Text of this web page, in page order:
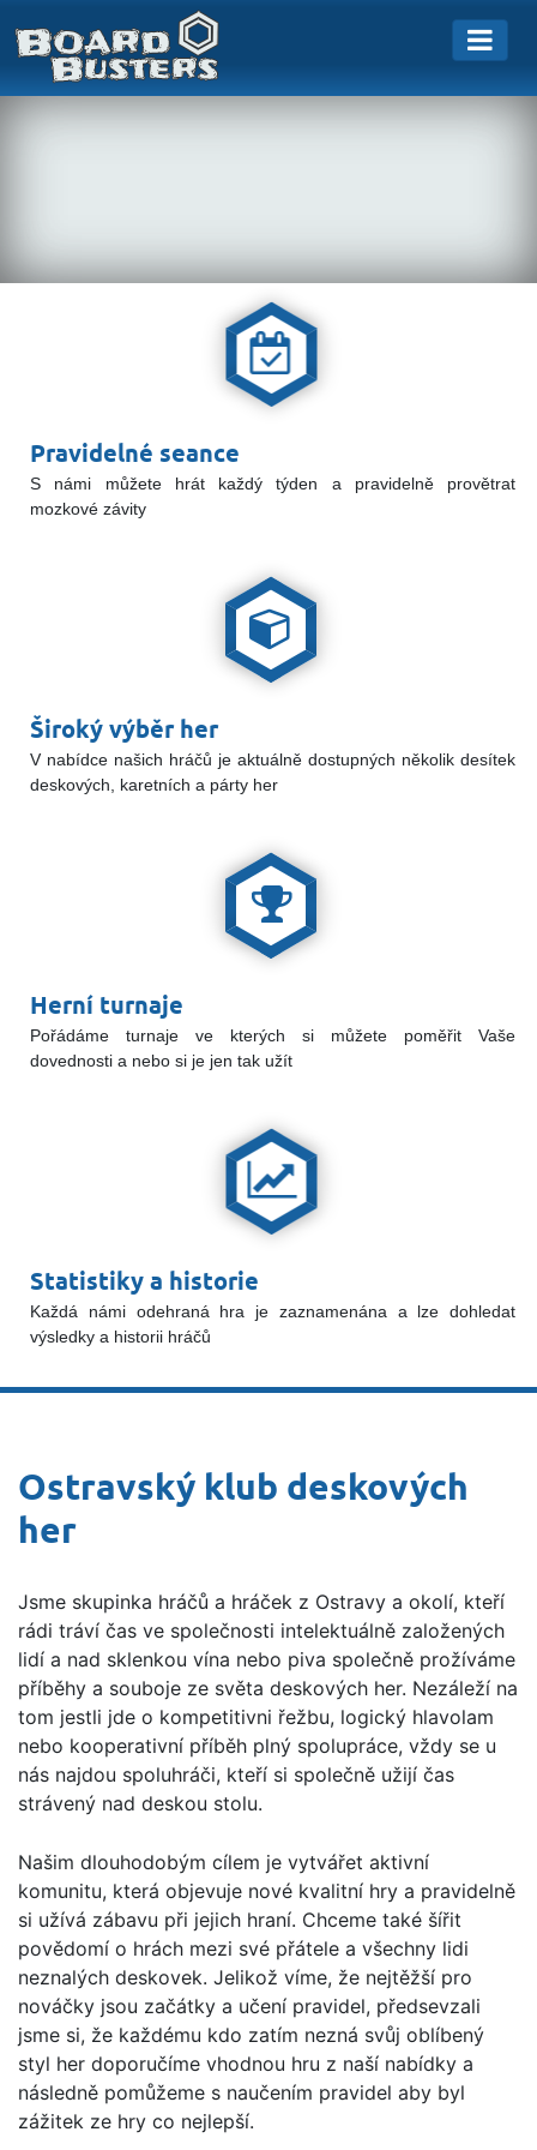
Pravidelné seance
S námi můžete hrát každý týden a pravidelně provětrat
mozkové závity
Široký výběr her
V nabídce našich hráčů je aktuálně dostupných několik desítek
deskových, karetních a párty her
Herní turnaje
Pořádáme turnaje ve kterých si můžete poměřit Vaše
dovednosti a nebo si je jen tak užít
Statistiky a historie
Každá námi odehraná hra je zaznamenána a lze dohledat
výsledky a historii hráčů
Ostravský klub deskových
her
Jsme skupinka hráčů a hráček z Ostravy a okolí, kteří
rádi tráví čas ve společnosti intelektuálně založených
lidí a nad sklenkou vína nebo piva společně prožíváme
příběhy a souboje ze světa deskových her. Nezáleží na
tom jestli jde o kompetitivni řežbu, logický hlavolam
nebo kooperativní příběh plný spolupráce, vždy se u
nás najdou spoluhráči, kteří si společně užijí čas
strávený nad deskou stolu.
Našim dlouhodobým cílem je vytvářet aktivní
komunitu, která objevuje nové kvalitní hry a pravidelně
si užívá zábavu při jejich hraní. Chceme také šířit
povědomí o hrách mezi své přátele a všechny lidi
neznalých deskovek. Jelikož víme, že nejtěžší pro
nováčky jsou začátky a učení pravidel, předsevzali
jsme si, že každému kdo zatím nezná svůj oblíbený
styl her doporučíme vhodnou hru z naší nabídky a
následně pomůžeme s naučením pravidel aby byl
zážitek ze hry co nejlepší.